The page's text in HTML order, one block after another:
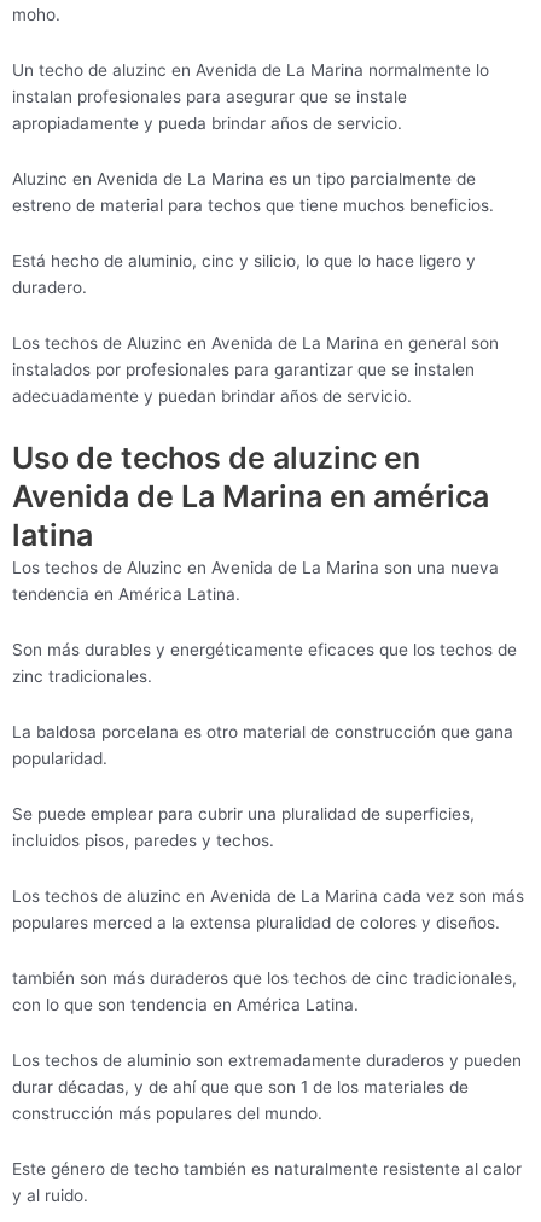
moho.
Un techo de aluzinc en Avenida de La Marina normalmente lo
instalan profesionales para asegurar que se instale
apropiadamente y pueda brindar años de servicio.
Aluzinc en Avenida de La Marina es un tipo parcialmente de
estreno de material para techos que tiene muchos beneficios.
Está hecho de aluminio, cinc y silicio, lo que lo hace ligero y
duradero.
Los techos de Aluzinc en Avenida de La Marina en general son
instalados por profesionales para garantizar que se instalen
adecuadamente y puedan brindar años de servicio.
Uso de techos de aluzinc en
Avenida de La Marina en américa
latina
Los techos de Aluzinc en Avenida de La Marina son una nueva
tendencia en América Latina.
Son más durables y energéticamente eficaces que los techos de
zinc tradicionales.
La baldosa porcelana es otro material de construcción que gana
popularidad.
Se puede emplear para cubrir una pluralidad de superficies,
incluidos pisos, paredes y techos.
Los techos de aluzinc en Avenida de La Marina cada vez son más
populares merced a la extensa pluralidad de colores y diseños.
también son más duraderos que los techos de cinc tradicionales,
con lo que son tendencia en América Latina.
Los techos de aluminio son extremadamente duraderos y pueden
durar décadas, y de ahí que que son 1 de los materiales de
construcción más populares del mundo.
Este género de techo también es naturalmente resistente al calor
y al ruido.